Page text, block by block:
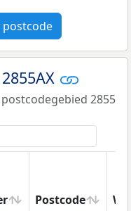
postcode
2855
Postcode